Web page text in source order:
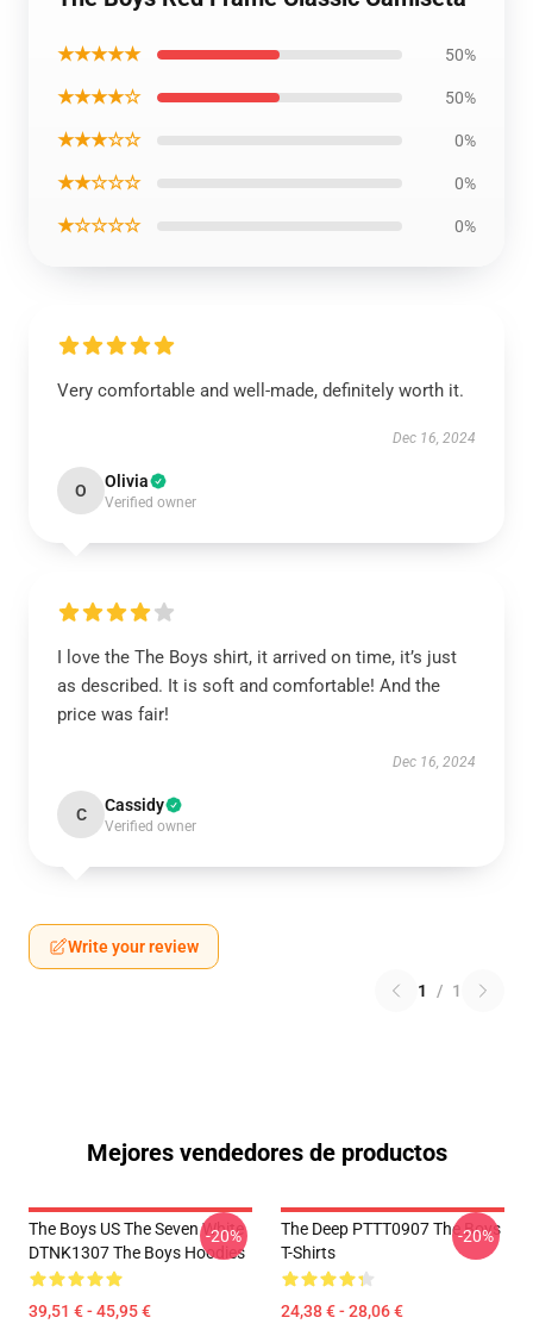
★★★★★ 50%
★★★★☆ 50%
★★★☆☆ 0%
★★☆☆☆ 0%
★☆☆☆☆ 0%
Very comfortable and well-made, definitely worth it.
Dec 16, 2024
O Olivia
Verified owner
I love the The Boys shirt, it arrived on time, it’s just
as described. It is soft and comfortable! And the
price was fair!
Dec 16, 2024
C Cassidy
Verified owner
Write your review
1 / 1
Mejores vendedores de productos
The Boys US The Seven White
DTNK1307 The Boys Hoodies
39,51 € - 45,95 €
-20%
The Deep PTTT0907 The Boys
T-Shirts
24,38 € - 28,06 €
-20%